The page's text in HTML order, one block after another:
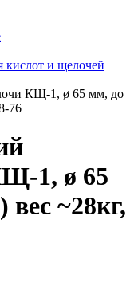
кислот и щелочей
КЩ-1, ø 65 мм, до
76
1, ø 65
~28кг,